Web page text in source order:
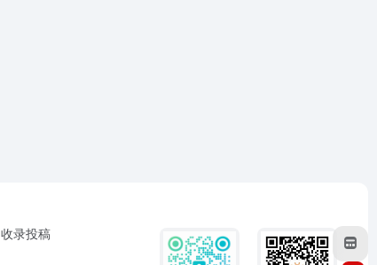
收录投稿